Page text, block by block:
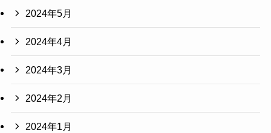
2024年5月
2024年4月
2024年3月
2024年2月
2024年1月